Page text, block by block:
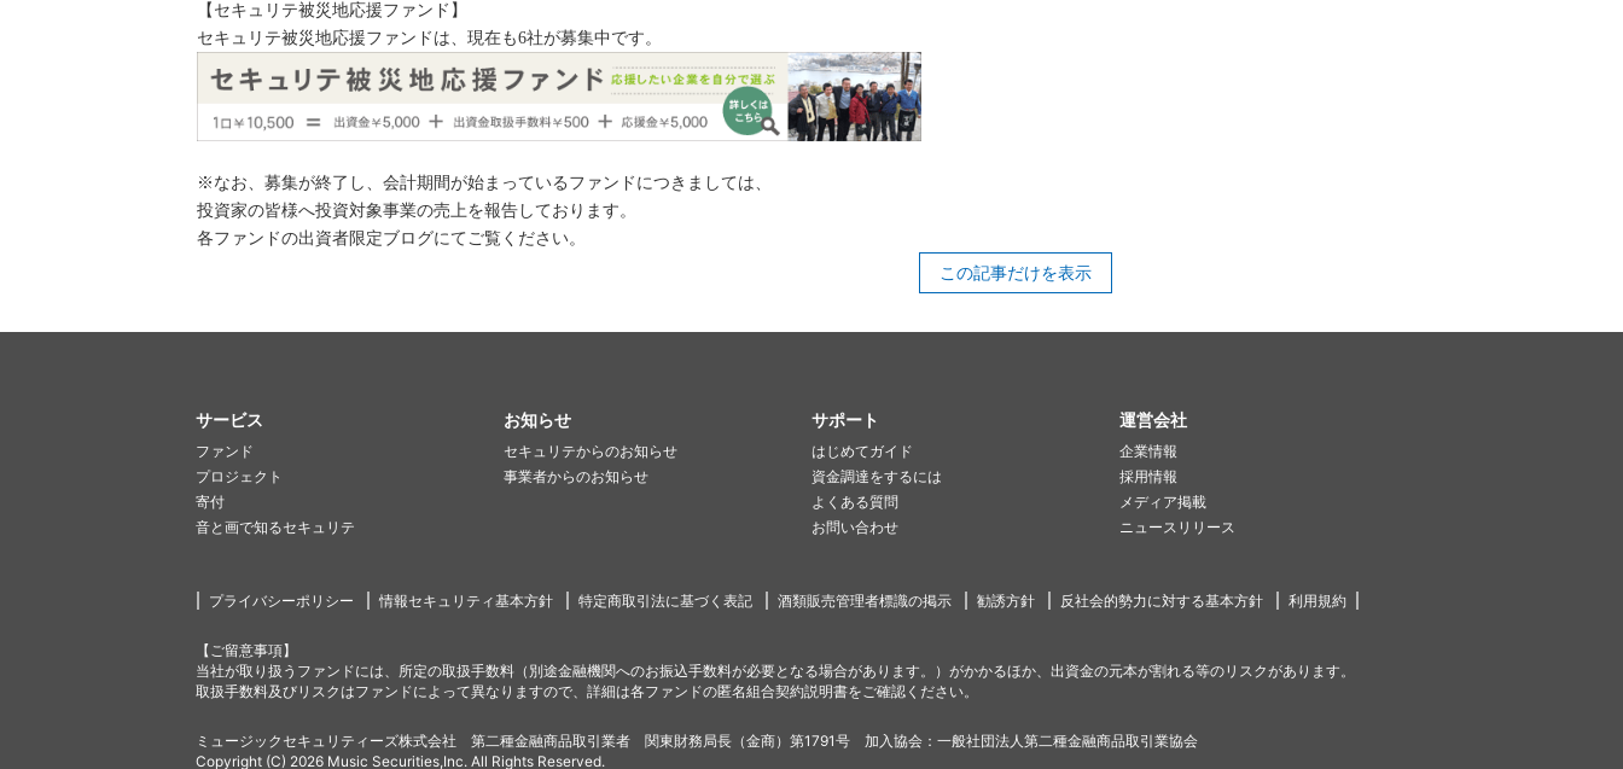
【セキュリテ被災地応援ファンド】
セキュリテ被災地応援ファンドは、現在も6社が募集中です。
※なお、募集が終了し、会計期間が始まっているファンドにつきましては、
投資家の皆様へ投資対象事業の売上を報告しております。
各ファンドの出資者限定ブログにてご覧ください。
この記事だけを表示
サービス
ファンド
プロジェクト
寄付
音と画で知るセキュリテ
お知らせ
セキュリテからのお知らせ
事業者からのお知らせ
サポート
はじめてガイド
資金調達をするには
よくある質問
お問い合わせ
運営会社
企業情報
採用情報
メディア掲載
ニュースリリース
プライバシーポリシー 情報セキュリティ基本方針 特定商取引法に基づく表記 酒類販売管理者標識の掲示 勧誘方針 反社会的勢力に対する基本方針 利用規約
【ご留意事項】
当社が取り扱うファンドには、所定の取扱手数料（別途金融機関へのお振込手数料が必要となる場合があります。）がかかるほか、出資金の元本が割れる等のリスクがあります。
取扱手数料及びリスクはファンドによって異なりますので、詳細は各ファンドの匿名組合契約説明書をご確認ください。
ミュージックセキュリティーズ株式会社 第二種金融商品取引業者 関東財務局長（金商）第1791号 加入協会：一般社団法人第二種金融商品取引業協会
Copyright (C) 2026 Music Securities,Inc. All Rights Reserved.